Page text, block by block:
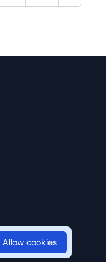
Allow cookies